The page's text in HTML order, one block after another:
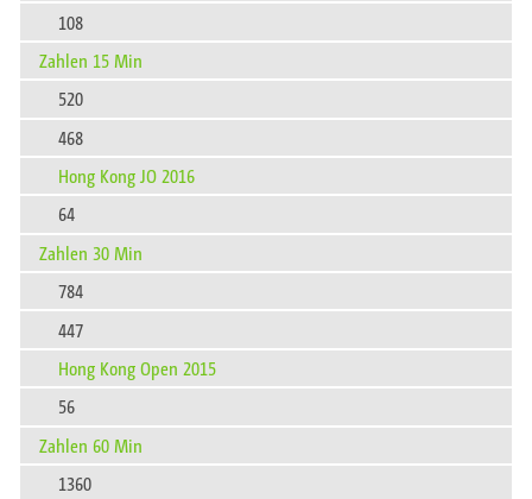
108
Zahlen 15 Min
520
468
Hong Kong JO 2016
64
Zahlen 30 Min
784
447
Hong Kong Open 2015
56
Zahlen 60 Min
1360